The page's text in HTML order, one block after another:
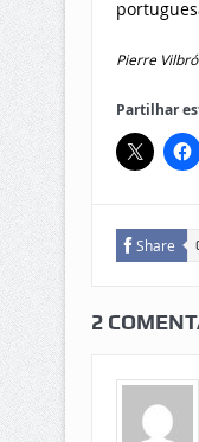
Pierre
Partilhar
Share
2